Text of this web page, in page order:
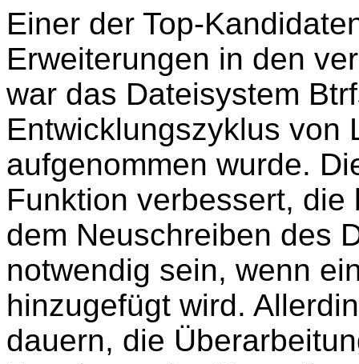
Einer der Top-
Erweiterungen in den
war das Dateisystem
Entwicklungszyklus von
aufgenommen wurde.
Funktion verbessert,
dem Neuschreiben des
notwendig sein, wenn
hinzugefügt wird.
dauern, die